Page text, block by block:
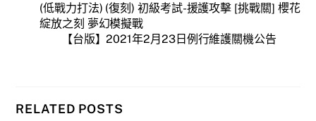
(低戰力打法) (復刻) 初級考試-援護攻擊 [挑戰關] 櫻花
綻放之刻 夢幻模擬戰
【台版】2021年2月23日例行維護關機公告
RELATED POSTS